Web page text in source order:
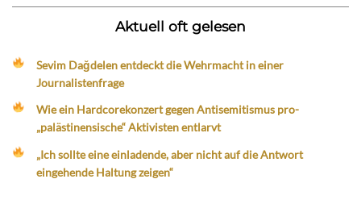
Aktuell oft gelesen
Sevim Dağdelen entdeckt die Wehrmacht in einer
Journalistenfrage
Wie ein Hardcorekonzert gegen Antisemitismus pro-
„palästinensische“ Aktivisten entlarvt
„Ich sollte eine einladende, aber nicht auf die Antwort
eingehende Haltung zeigen“